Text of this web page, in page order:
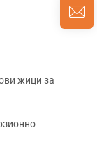
жици за